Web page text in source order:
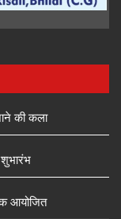
की कला
शुभारंभ
आयोजित